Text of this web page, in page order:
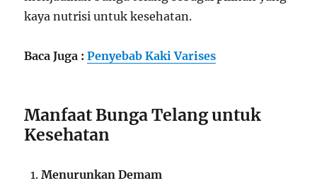
kaya nutrisi untuk kesehatan.
Baca Juga :Penyebab Kaki Varises
Manfaat Bunga Telang untuk
Kesehatan
Menurunkan Demam